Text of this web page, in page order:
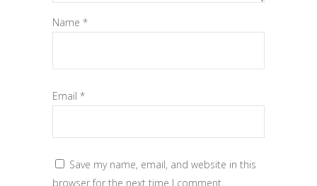
Name *
Email *
Save my name, email, and website in this
browser for the next time I comment.